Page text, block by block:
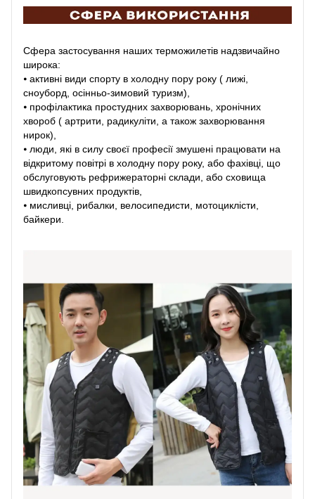
Сфера застосування наших терможилетів надзвичайно
широка:
⦁ активні види спорту в холодну пору року ( лижі,
сноуборд, осінньо-зимовий туризм),
⦁ профілактика простудних захворювань, хронічних
хвороб ( артрити, радикуліти, а також захворювання
нирок),
⦁ люди, які в силу своєї професії змушені працювати на
відкритому повітрі в холодну пору року, або фахівці, що
обслуговують рефрижераторні склади, або сховища
швидкопсувних продуктів,
⦁ мисливці, рибалки, велосипедисти, мотоциклісти,
байкери.